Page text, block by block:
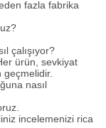
fazla fabrika
çalışıyor?
ürün, sevkiyat
geçmelidir.
nasıl
incelemenizi rica